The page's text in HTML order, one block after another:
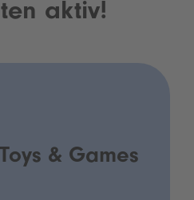
aktiv!
& Games